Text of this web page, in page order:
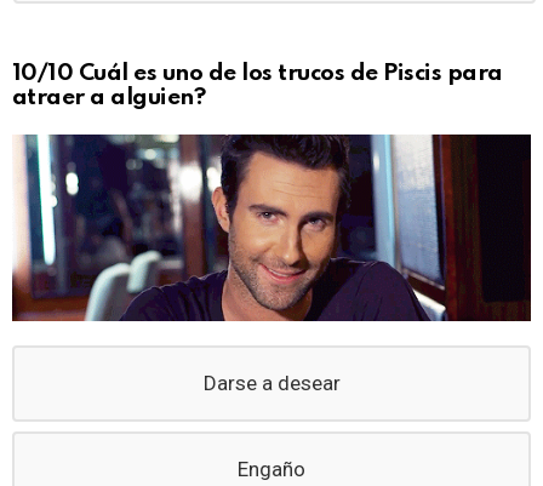
10/10 Cuál es uno de los trucos de Piscis para
atraer a alguien?
Darse a desear
Engaño